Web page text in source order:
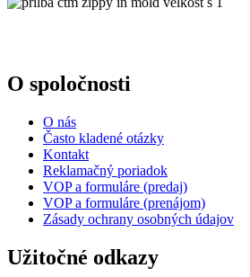
O spoločnosti
O nás
Často kladené otázky
Kontakt
Reklamačný poriadok
VOP a formuláre (predaj)
VOP a formuláre (prenájom)
Zásady ochrany osobných údajov
Užitočné odkazy